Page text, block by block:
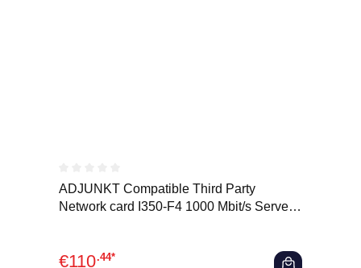
Durchschnittliche Bewertung von 0 von 5 Sternen
ADJUNKT Compatible Third Party
Network card I350-F4 1000 Mbit/s Server
€110.44*